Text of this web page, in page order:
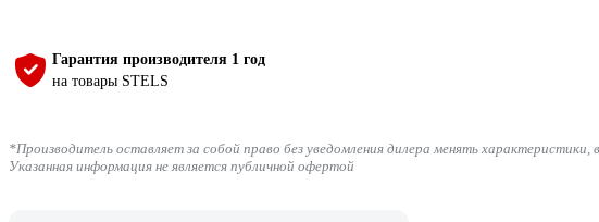
Гарантия производителя 1 год
на товары STELS
*Производитель оставляет за собой право без уведомления дилера менять
Указанная информация не является публичной офертой